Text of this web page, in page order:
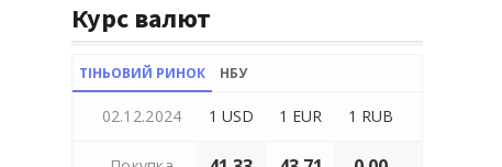
Курс валют
ТІНЬОВИЙ РИНОК НБУ
02.12.2024 1 USD 1 EUR 1 RUB